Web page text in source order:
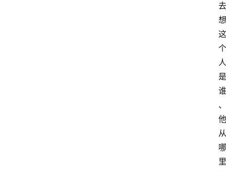
去
想
这
个
人
是
谁
、
他
从
哪
里